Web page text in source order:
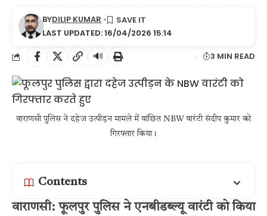
LAST UPDATED: 16/04/2026 15:14
BYDILIP KUMAR
🔊 3 MIN READ
वाराणसी पुलिस ने दहेज उत्पीड़न मामले में वांछित NBW वारंटी संदीप कुमार को
गिरफ्तार किया।
Contents
वाराणसी: फूलपुर पुलिस ने एनबीडब्ल्यू वारंटी को किया